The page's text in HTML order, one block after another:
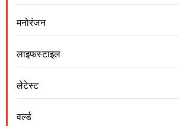
मनोरंजन
लाइफस्टाइल
लेटेस्ट
वर्ल्ड